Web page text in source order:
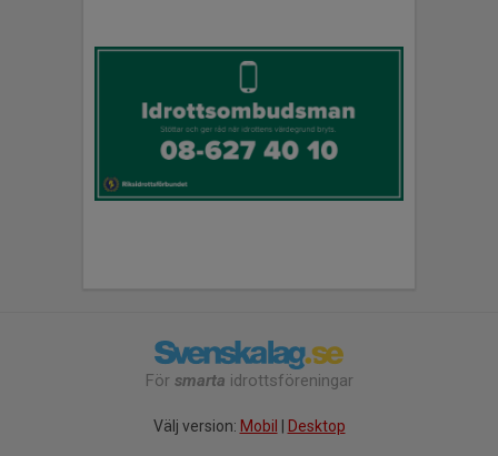
För smarta idrottsföreningar
Välj version: Mobil Desktop